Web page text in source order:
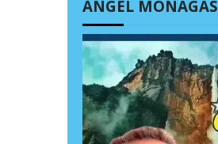
ÁNGEL MONAGAS